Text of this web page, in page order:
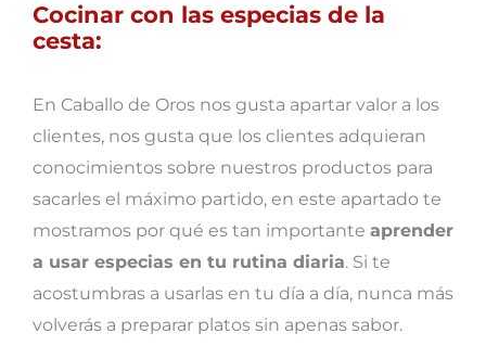
Cocinar con las especias de la
cesta:
En Caballo de Oros nos gusta apartar valor a los
clientes, nos gusta que los clientes adquieran
conocimientos sobre nuestros productos para
sacarles el máximo partido, en este apartado te
mostramos por qué es tan importante aprender
a usar especias en tu rutina diaria. Si te
acostumbras a usarlas en tu día a día, nunca más
volverás a preparar platos sin apenas sabor.